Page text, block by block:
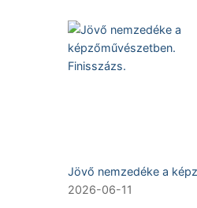
Jövő nemzedéke a
2026-06-11